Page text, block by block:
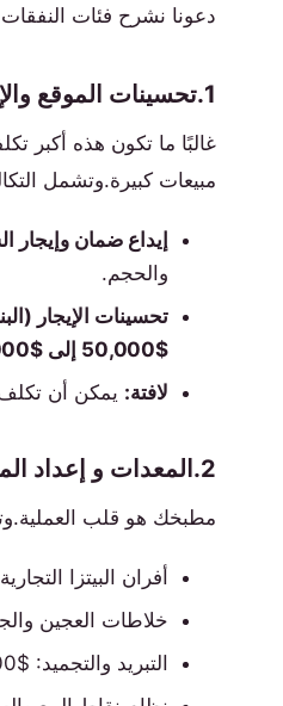
دعونا نشرح فئات
1.تحسينات الموقع والإيجار
غالبًا ما تكون هذه أكبر
مبيعات كبيرة.وتشمل
إيداع ضمان وإيجار
والحجم.
تحسينات الإيجار
$50,000 إلى $200,000+
لافتة: يمكن أن تكلف
2.المعدات و إعداد المطبخ
مطبخك هو قلب
أفران البيتزا التجارية
خلاطات العجين والجداول
التبريد والتجميد: $8000-$20000